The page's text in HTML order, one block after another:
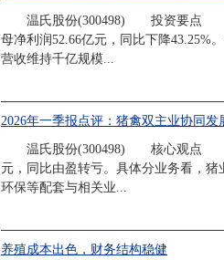
温氏股份(300498) 投资要点 业绩总
母净利润52.66亿元，同比下降
营收维持千亿规模...
2026年一季报点评：猪禽双主业协同
温氏股份(300498) 核心观点 公司
元，同比由盈转亏。具体分业务看，猪
环保等配套与相关业...
养殖成本出色，财务结构稳健